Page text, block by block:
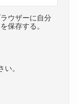
ウザーに自分
保存する。
い。